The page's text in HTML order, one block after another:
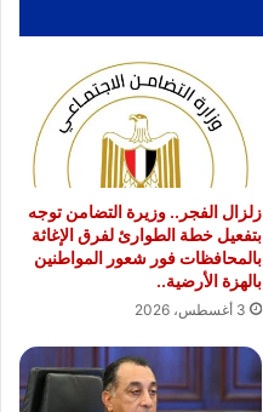
زلزال الفجر.. وزيرة التضامن توجه
بتفعيل خطة الطوارئ لفرق الإغاثة
بالمحافظات فور شعور المواطنين
بالهزة الأرضية..
3 أغسطس، 2026